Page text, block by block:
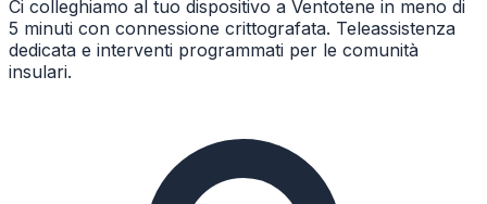
Ci colleghiamo al tuo dispositivo a Ventotene in meno di
5 minuti con connessione crittografata. Teleassistenza
dedicata e interventi programmati per le comunità
insulari.